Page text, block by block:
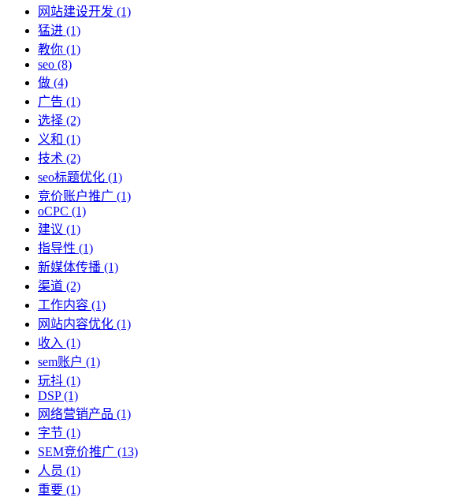
网站建设开发 (1)
猛进 (1)
教你 (1)
seo (8)
做 (4)
广告 (1)
选择 (2)
义和 (1)
技术 (2)
seo标题优化 (1)
竞价账户推广 (1)
oCPC (1)
建议 (1)
指导性 (1)
新媒体传播 (1)
渠道 (2)
工作内容 (1)
网站内容优化 (1)
收入 (1)
sem账户 (1)
玩抖 (1)
DSP(1)
网络营销产品 (1)
字节 (1)
SEM竞价推广 (13)
人员 (1)
重要 (1)